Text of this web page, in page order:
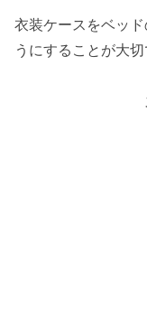
衣装ケースをベッ
うにすることが大切